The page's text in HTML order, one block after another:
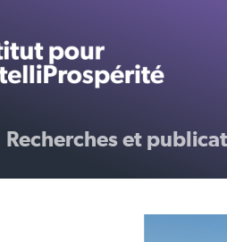
Recherches et